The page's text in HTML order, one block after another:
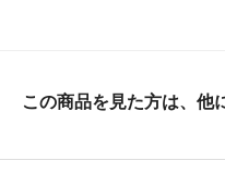
この商品を見た方は、他